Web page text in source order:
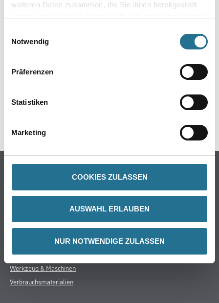
weiteren Daten zusammen, die Sie ihnen bereitgestellt
Notwendig
Präferenzen
Statistiken
Marketing
COOKIES ZULASSEN
AUSWAHL ERLAUBEN
NUR NOTWENDIGE ZULASSEN
ZUSATZINFOS
EAN
Online-Shop
WDV-Systeme
Putze- und Spachtelmassen
Wand- & Deckenbeläge
Werkzeug & Maschinen
Verbrauchsmaterialien